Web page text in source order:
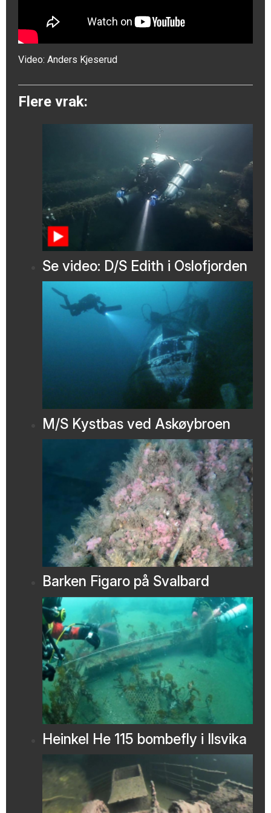
Video: Anders Kjeserud
Flere vrak:
Se video: D/S Edith i Oslofjorden
M/S Kystbas ved Askøybroen
Barken Figaro på Svalbard
Heinkel He 115 bombefly i Ilsvika